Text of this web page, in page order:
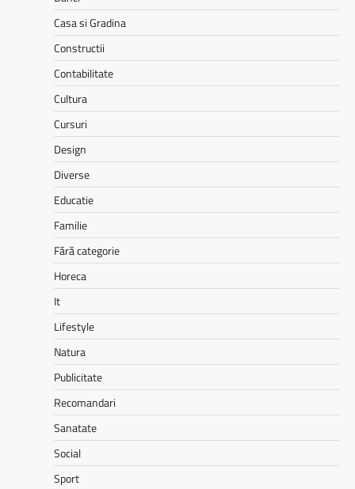
Casa si Gradina
Constructii
Contabilitate
Cultura
Cursuri
Design
Diverse
Educatie
Familie
Fără categorie
Horeca
It
Lifestyle
Natura
Publicitate
Recomandari
Sanatate
Social
Sport